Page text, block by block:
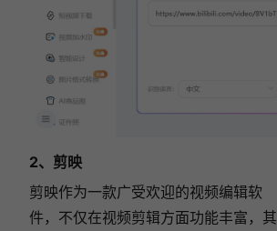
2、剪映
剪映作为一款广受欢迎的视频编辑软
件，不仅在视频剪辑方面功能丰富，其